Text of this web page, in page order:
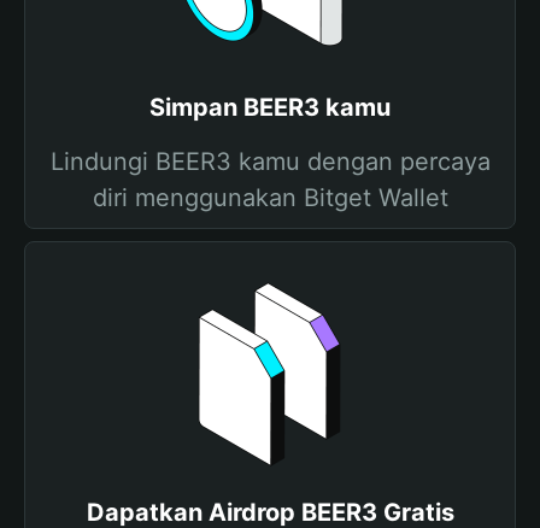
Simpan BEER3 kamu
Lindungi BEER3 kamu dengan percaya
diri menggunakan Bitget Wallet
Dapatkan Airdrop BEER3 Gratis